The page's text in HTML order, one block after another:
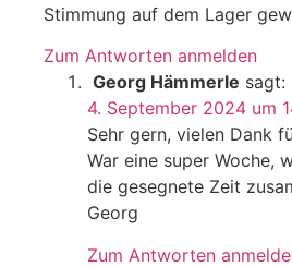
Stimmung auf dem Lager
Zum Antworten anmelden
Georg Hämmerle sagt:
4. September 2024 um
Sehr gern, vielen Dank
War eine super Woche,
die gesegnete Zeit
Georg
Zum Antworten